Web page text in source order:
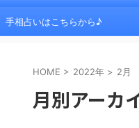
手相占いはこちらから♪
HOME > 2022年 > 2月
月別アーカ